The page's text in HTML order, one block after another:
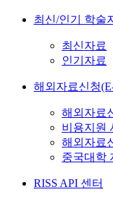
최신/인기 학술
최신자료
인기자료
해외자료신청
해외자료
비용지원
해외자료
중국대학
RISS API 센터